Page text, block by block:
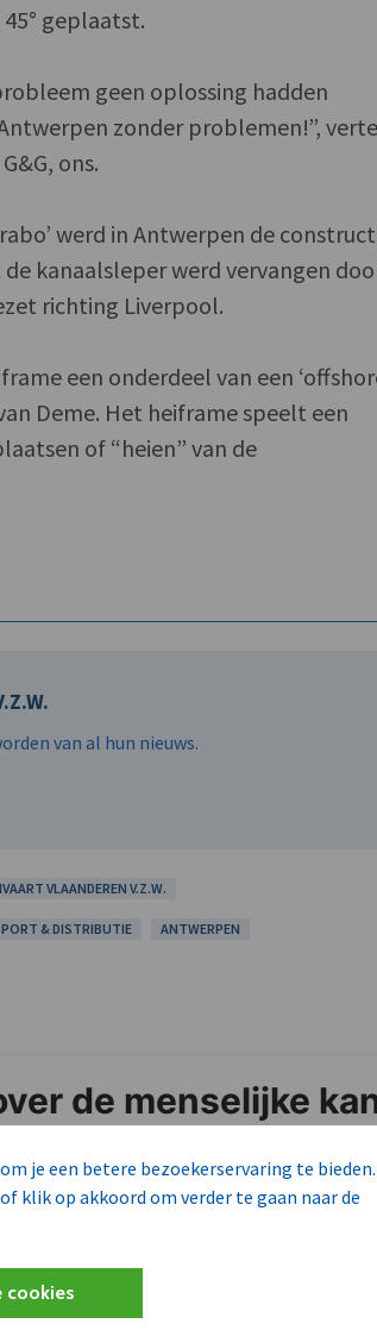
je een betere bezoekerservaring te bieden.
klik op akkoord om verder te gaan naar de
cookies
geplaatst.
geen oplossing hadden
zonder problemen!”,
ons.
werd in Antwerpen de
kanaalsleper werd vervangen
richting Liverpool.
een onderdeel van een
Deme. Het heiframe speelt een
of “heien” van de
van al hun nieuws.
VLAANDEREN V.Z.W.
& DISTRIBUTIE ANTWERPEN